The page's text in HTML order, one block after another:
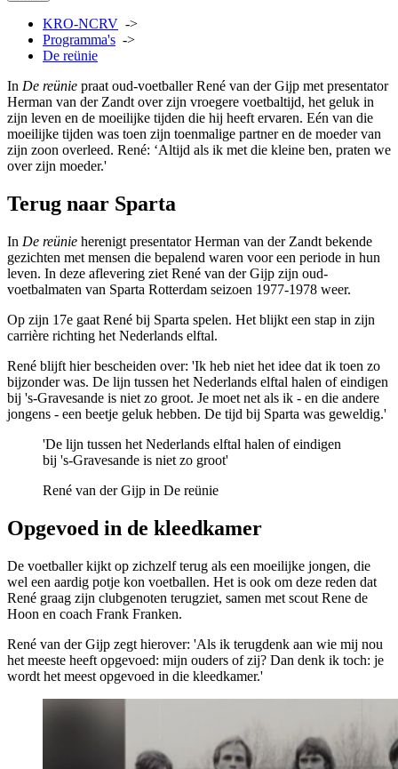
KRO-NCRV ->
Programma's ->
De reünie
In De reünie praat oud-voetballer René van der Gijp met presentator
Herman van der Zandt over zijn vroegere voetbaltijd, het geluk in
zijn leven en de moeilijke tijden die hij heeft ervaren. Eén van die
moeilijke tijden was toen zijn toenmalige partner en de moeder van
zijn zoon overleed. René: ‘Altijd als ik met die kleine ben, praten we
over zijn moeder.'
Terug naar Sparta
In De reünie herenigt presentator Herman van der Zandt bekende
gezichten met mensen die bepalend waren voor een periode in hun
leven. In deze aflevering ziet René van der Gijp zijn oud-
voetbalmaten van Sparta Rotterdam seizoen 1977-1978 weer.
Op zijn 17e gaat René bij Sparta spelen. Het blijkt een stap in zijn
carrière richting het Nederlands elftal.
René blijft hier bescheiden over: 'Ik heb niet het idee dat ik toen zo
bijzonder was. De lijn tussen het Nederlands elftal halen of eindigen
bij 's-Gravesande is niet zo groot. Je moet net als ik - en die andere
jongens - een beetje geluk hebben. De tijd bij Sparta was geweldig.'
'De lijn tussen het Nederlands elftal halen of eindigen
bij 's-Gravesande is niet zo groot'
René van der Gijp in De reünie
Opgevoed in de kleedkamer
De voetballer kijkt op zichzelf terug als een moeilijke jongen, die
wel een aardig potje kon voetballen. Het is ook om deze reden dat
René graag zijn clubgenoten terugziet, samen met scout Rene de
Hoon en coach Frank Franken.
René van der Gijp zegt hierover: 'Als ik terugdenk aan wie mij nou
het meeste heeft opgevoed: mijn ouders of zij? Dan denk ik toch: je
wordt het meest opgevoed in die kleedkamer.'